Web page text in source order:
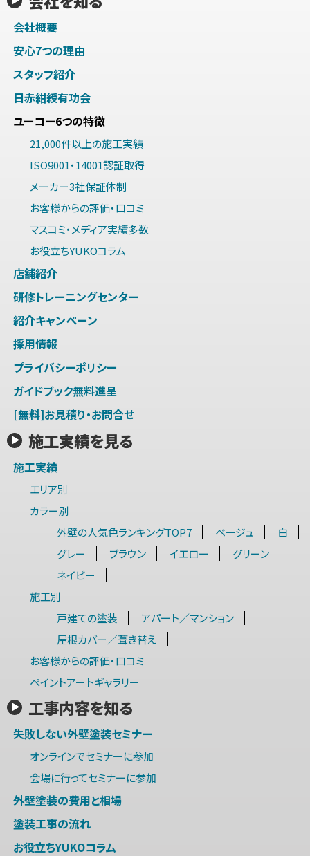
会社概要
安心7つの理由
スタッフ紹介
日赤紺綬有功会
ユーコー6つの特徴
21,000件以上の施工実績
ISO9001・14001認証取得
メーカー3社保証体制
お客様からの評価・口コミ
マスコミ・メディア実績多数
お役立ちYUKOコラム
店舗紹介
研修トレーニングセンター
紹介キャンペーン
採用情報
プライバシーポリシー
ガイドブック無料進呈
[無料]お見積り・お問合せ
施工実績を見る
施工実績
エリア別
カラー別
外壁の人気色ランキングTOP7
ベージュ
白
グレー
ブラウン イエロー
グリーン
ネイビー
施工別
戸建ての塗装
アパート／マンション
屋根カバー／葺き替え
お客様からの評価・口コミ
ペイントアートギャラリー
工事内容を知る
失敗しない外壁塗装セミナー
オンラインでセミナーに参加
会場に行ってセミナーに参加
外壁塗装の費用と相場
塗装工事の流れ
お役立ちYUKOコラム